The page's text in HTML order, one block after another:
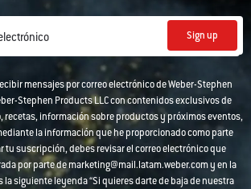
Sign up
mensajes por correo electrónico de Weber-Stephen
Stephen Products LLC con contenidos exclusivos de
recetas, información sobre productos y próximos eventos,
la información que he proporcionado como parte
tu suscripción, debes revisar el correo electrónico que
por parte de marketing@mail.latam.weber.com y en la
siguiente leyenda “Si quieres darte de baja de nuestra